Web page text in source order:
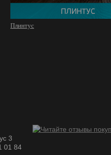
Плинтус
3
01 84